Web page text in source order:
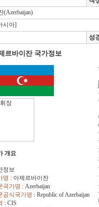
(Azerbaijan)
시아]
성
르바이잔 국가정보
개요
정보
명 : 아제르바이잔
국가명 : Azerbaijan
공식국가명 : Republic of Azerbaijan
: CIS